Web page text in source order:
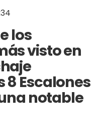
los
visto en
8 Escalones
notable